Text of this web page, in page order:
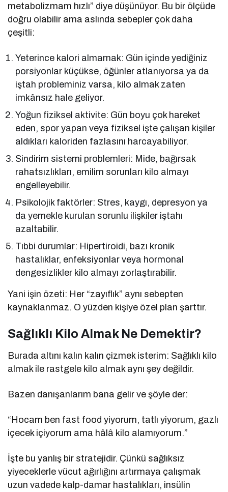
metabolizmam hızlı” diye düşünüyor. Bu bir ölçüde
doğru olabilir ama aslında sebepler çok daha
çeşitli:
Yeterince kalori almamak: Gün içinde yediğiniz
porsiyonlar küçükse, öğünler atlanıyorsa ya da
iştah probleminiz varsa, kilo almak zaten
imkânsız hale geliyor.
Yoğun fiziksel aktivite: Gün boyu çok hareket
eden, spor yapan veya fiziksel işte çalışan kişiler
aldıkları kaloriden fazlasını harcayabiliyor.
Sindirim sistemi problemleri: Mide, bağırsak
rahatsızlıkları, emilim sorunları kilo almayı
engelleyebilir.
Psikolojik faktörler: Stres, kaygı, depresyon ya
da yemekle kurulan sorunlu ilişkiler iştahı
azaltabilir.
Tıbbi durumlar: Hipertiroidi, bazı kronik
hastalıklar, enfeksiyonlar veya hormonal
dengesizlikler kilo almayı zorlaştırabilir.
Yani işin özeti: Her “zayıflık” aynı sebepten
kaynaklanmaz. O yüzden kişiye özel plan şarttır.
Sağlıklı Kilo Almak Ne Demektir?
Burada altını kalın kalın çizmek isterim: Sağlıklı kilo
almak ile rastgele kilo almak aynı şey değildir.
Bazen danışanlarım bana gelir ve şöyle der:
“Hocam ben fast food yiyorum, tatlı yiyorum, gazlı
içecek içiyorum ama hâlâ kilo alamıyorum.”
İşte bu yanlış bir stratejidir. Çünkü sağlıksız
yiyeceklerle vücut ağırlığını artırmaya çalışmak
uzun vadede kalp-damar hastalıkları, insülin